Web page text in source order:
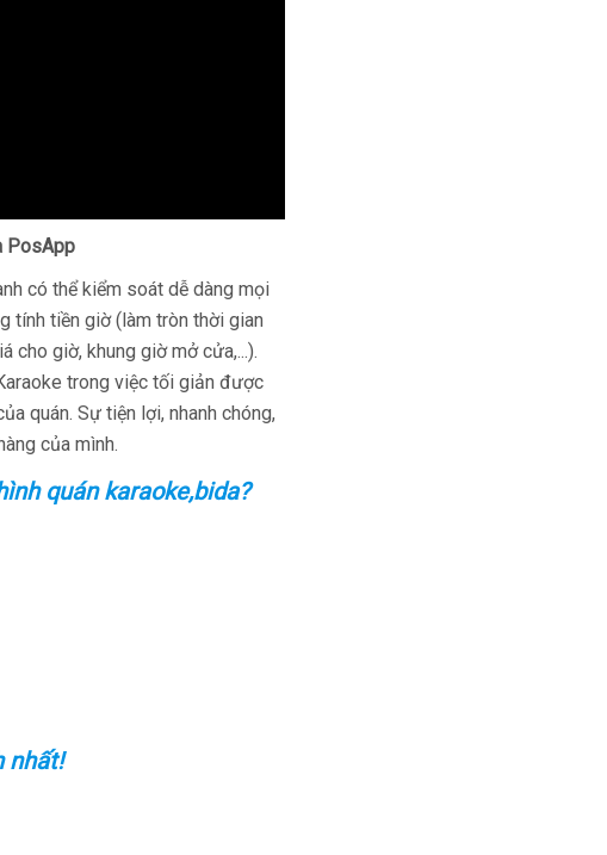
PosApp
có thể kiểm soát dễ dàng mọi
tính tiền giờ (làm tròn thời gian
cho giờ, khung giờ mở cửa,...).
trong việc tối giản được
quán. Sự tiện lợi, nhanh chóng,
của mình.
quán karaoke,bida?
nhất!